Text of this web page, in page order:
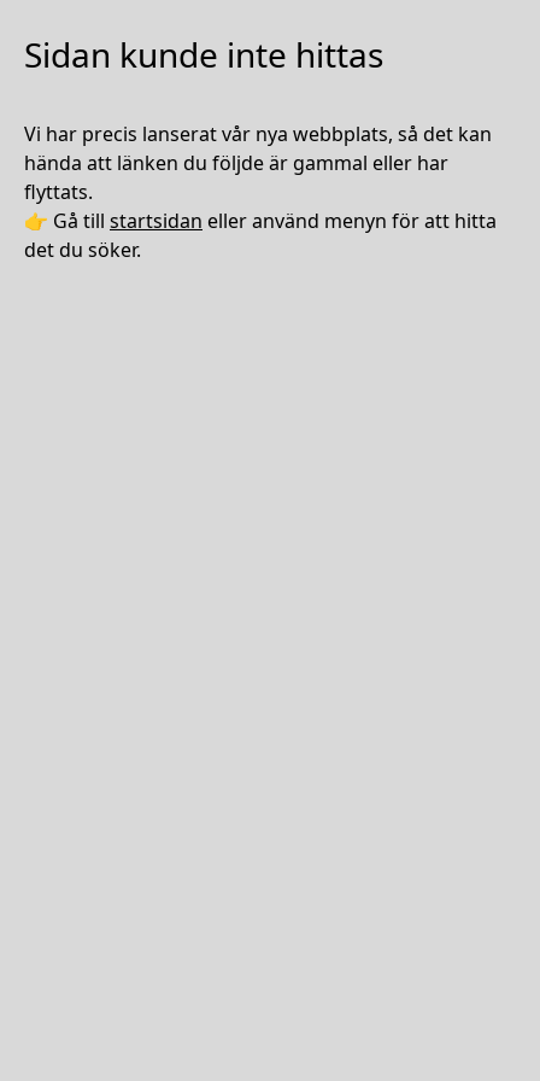
Sidan kunde inte hittas
Vi har precis lanserat vår nya webbplats, så det kan
hända att länken du följde är gammal eller har
flyttats.
👉 Gå till startsidan eller använd menyn för att hitta
det du söker.